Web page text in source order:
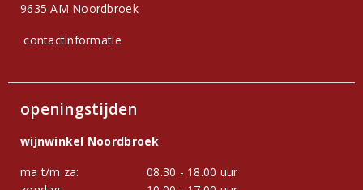
9635 AM Noordbroek
contactinformatie
openingstijden
wijnwinkel Noordbroek
ma t/m za:
08.30 - 18.00 uur